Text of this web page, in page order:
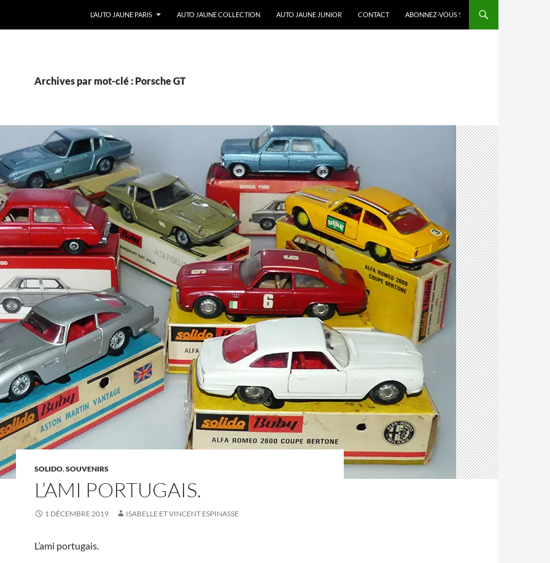
L’AUTO JAUNE PARIS
AUTO JAUNE COLLECTION AUTO JAUNE JUNIOR CONTACT ABONNEZ-VOUS !
Archives par mot-clé : Porsche GT
SOLIDO,SOUVENIRS
L’AMI PORTUGAIS.
1 DÉCEMBRE 2019 ISABELLE ET VINCENT ESPINASSE
L’ami portugais.